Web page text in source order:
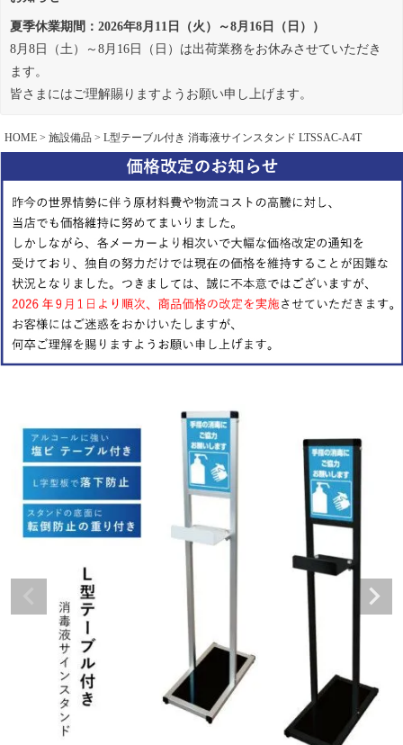
夏季休業期間：2026年8月11日（火）～8月16日（日））
8月8日（土）～8月16日（日）は出荷業務をお休みさせていただき
ます。
皆さまにはご理解賜りますようお願い申し上げます。
HOME 施設備品 L型テーブル付き 消毒液サインスタンド LTSSAC-A4T